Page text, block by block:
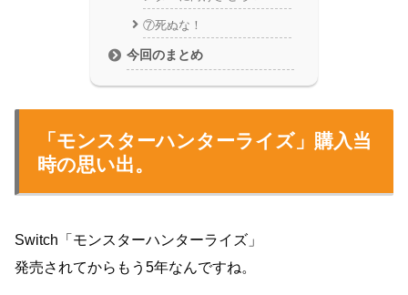
⑦死ぬな！
今回のまとめ
「モンスターハンターライズ」購入当
時の思い出。
Switch「モンスターハンターライズ」
発売されてからもう5年なんですね。